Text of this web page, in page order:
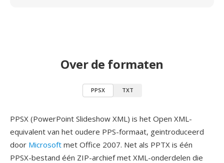
Over de formaten
PPSX TXT
PPSX (PowerPoint Slideshow XML) is het Open XML-
equivalent van het oudere PPS-formaat, geintroduceerd
door Microsoft met Office 2007. Net als PPTX is één
PPSX-bestand één ZIP-archief met XML-onderdelen die